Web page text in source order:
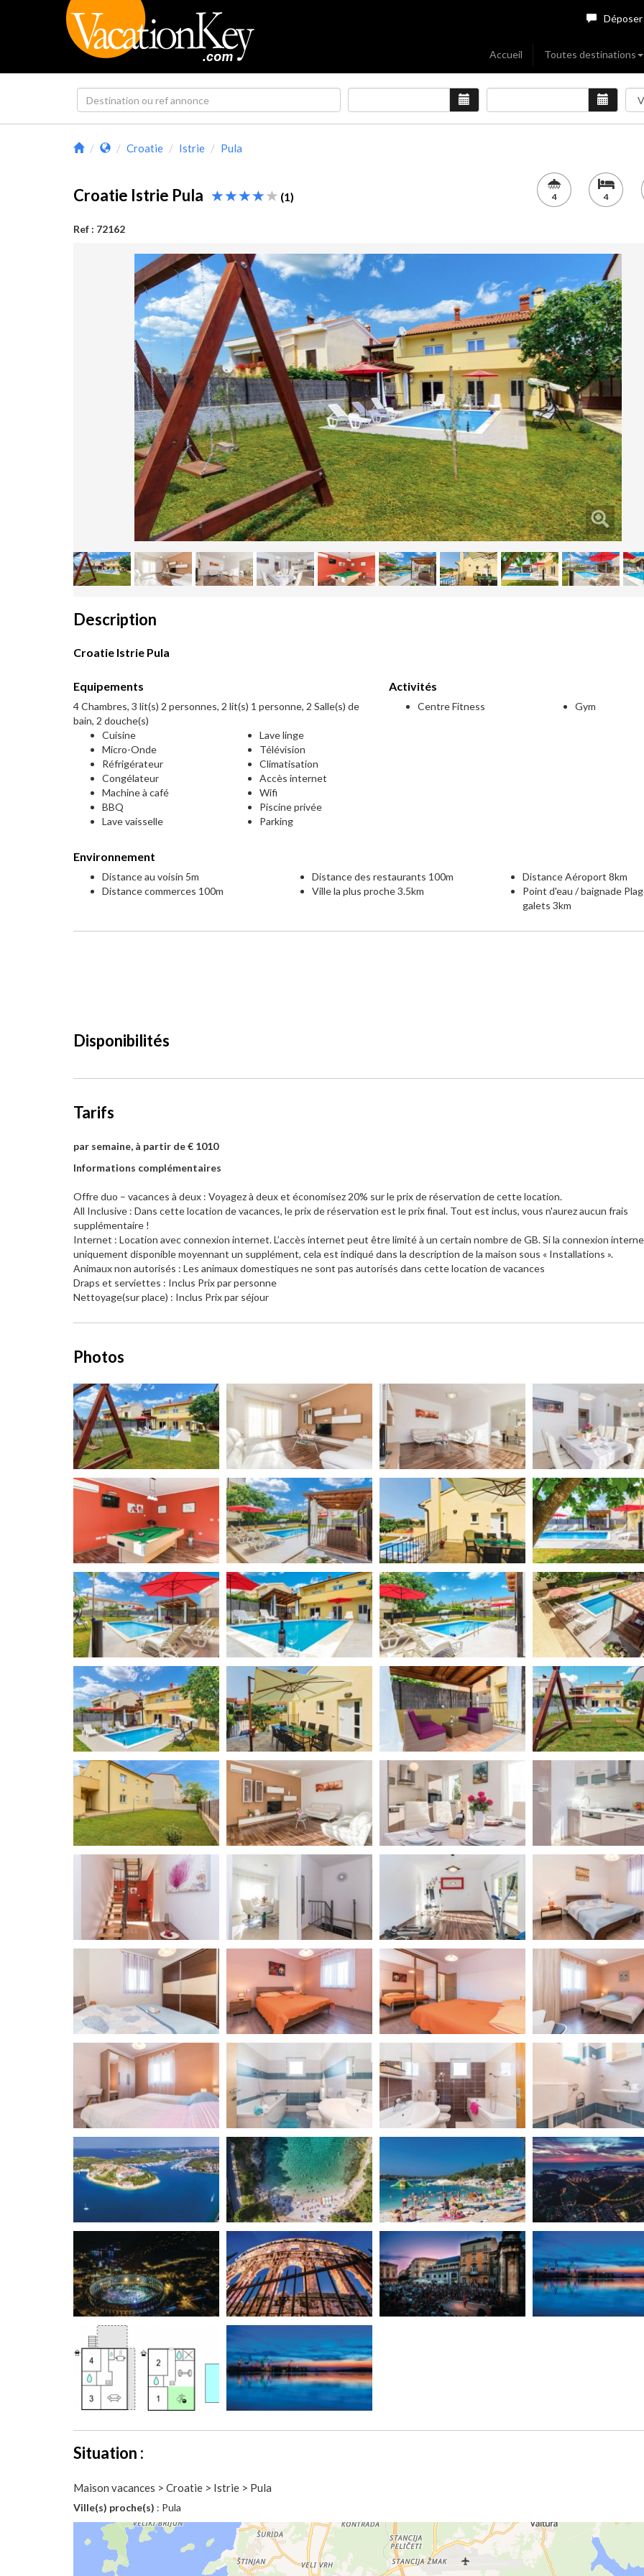
Accueil Toutes destinations
Croatie Istrie Pula
Croatie Istrie Pula (1)
Ref : 72162
4 4
Description
Croatie Istrie Pula
Equipements
4 Chambres, 3 lit(s) 2 personnes, 2 lit(s) 1 personne, 2 Salle(s) de
bain, 2 douche(s)
Cuisine
Micro-Onde
Réfrigérateur
Congélateur
Machine à café
BBQ
Lave vaisselle
Lave linge
Télévision
Climatisation
Accès internet
Wifi
Piscine privée
Parking
Activités
Centre Fitness Gym
Environnement
Distance au voisin 5m
Distance commerces 100m
Distance des restaurants 100m
Ville la plus proche 3.5km
Distance Aéroport 8km
Point d'eau / baignade
galets 3km
Disponibilités
Tarifs
par semaine, à partir de € 1010
Informations complémentaires
Offre duo – vacances à deux : Voyagez à deux et économisez 20% sur le prix de réservation de cette location.
All Inclusive : Dans cette location de vacances, le prix de réservation est le prix final. Tout est inclus, vous n'aurez aucun frais
supplémentaire !
Internet : Location avec connexion internet. L’accès internet peut être limité à un certain nombre de GB. Si la connexion
uniquement disponible moyennant un supplément, cela est indiqué dans la description de la maison sous « Installations ».
Animaux non autorisés : Les animaux domestiques ne sont pas autorisés dans cette location de vacances
Draps et serviettes : Inclus Prix par personne
Nettoyage(sur place) : Inclus Prix par séjour
Photos
Situation :
Maison vacances > Croatie > Istrie > Pula
Ville(s) proche(s) : Pula